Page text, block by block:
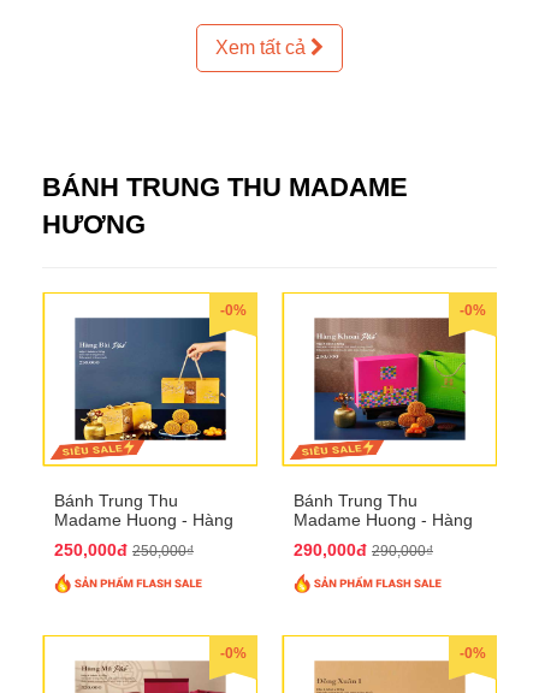
Xem tất cả
BÁNH TRUNG THU MADAME
HƯƠNG
-0%
Bánh Trung Thu
Madame Huong - Hàng
250,000đ 250,000₫
-0%
Bánh Trung Thu
Madame Huong - Hàng
290,000đ 290,000₫
-0% -0%